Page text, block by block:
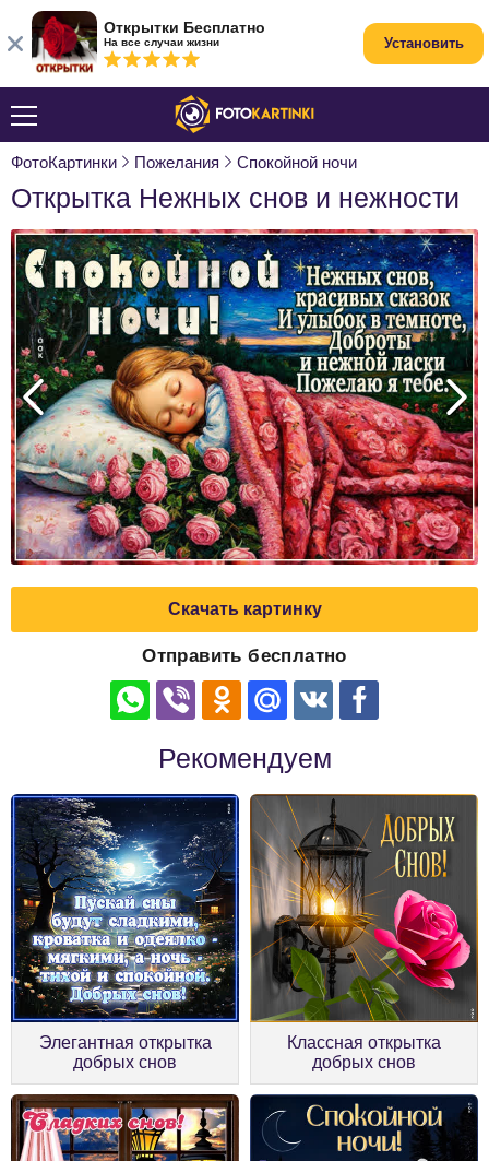
ФотоКартинки Пожелания Спокойной ночи
Открытка Нежных снов и нежности
Скачать картинку
Отправить бесплатно
Рекомендуем
Элегантная открытка
добрых снов
Классная открытка
добрых снов
Открытки Бесплатно
На все случаи жизни Установить